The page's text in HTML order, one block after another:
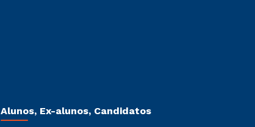
Alunos, Ex-alunos, Candidatos